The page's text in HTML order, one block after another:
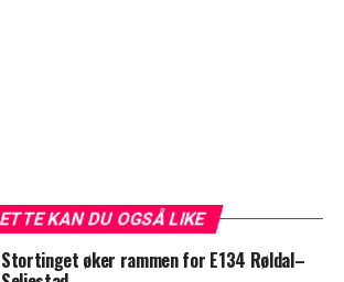
KAN DU OGSÅ LIKE
Stortinget øker rammen for E134 Røldal–